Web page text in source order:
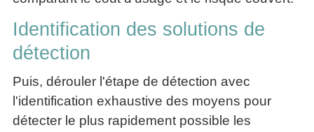
Identification des solutions de
détection
Puis, dérouler l'étape de détection avec
l'identification exhaustive des moyens pour
détecter le plus rapidement possible les